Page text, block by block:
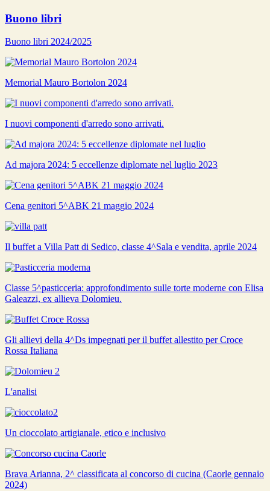
Buono libri
Buono libri 2024/2025
Memorial Mauro Bortolon 2024
I nuovi componenti d'arredo sono arrivati.
Ad majora 2024: 5 eccellenze diplomate nel luglio 2023
Cena genitori 5^ABK 21 maggio 2024
Il buffet a Villa Patt di Sedico, classe 4^Sala e vendita, aprile 2024
Classe 5^pasticceria: approfondimento sulle torte moderne con Elisa
Galeazzi, ex allieva Dolomieu.
Gli allievi della 4^Ds impegnati per il buffet allestito per Croce
Rossa Italiana
L'analisi
Un cioccolato artigianale, etico e inclusivo
Brava Arianna, 2^ classificata al concorso di cucina (Caorle gennaio
2024)